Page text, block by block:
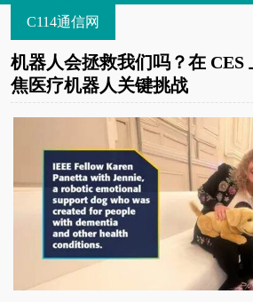
C114通信网
机器人会拯救我们吗？在 CES
焦医疗机器人关键挑战